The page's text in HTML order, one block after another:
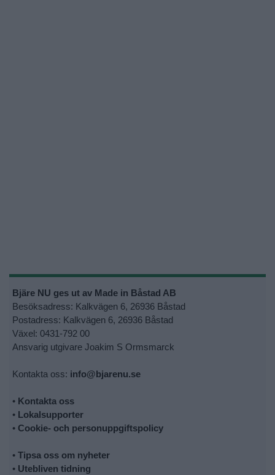
Bjäre NU ges ut av Made in Båstad AB
Besöksadress: Kalkvägen 6, 26936 Båstad
Postadress: Kalkvägen 6, 26936 Båstad
Växel: 0431-792 00
Ansvarig utgivare Joakim S Ormsmarck
Kontakta oss: info@bjarenu.se
• Kontakta oss
• Lokalsupporter
• Cookie- och personuppgiftspolicy
• Tipsa oss om nyheter
• Utebliven tidning